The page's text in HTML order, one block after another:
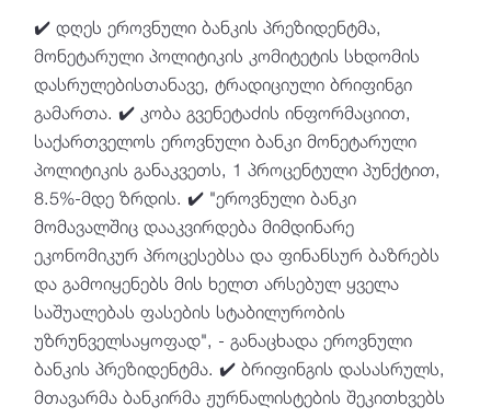
✔️ დღეს ეროვნული ბანკის პრეზიდენტმა,
მონეტარული პოლიტიკის კომიტეტის სხდომის
დასრულებისთანავე, ტრადიციული ბრიფინგი
გამართა. ✔️ კობა გვენეტაძის ინფორმაციით,
საქართველოს ეროვნული ბანკი მონეტარული
პოლიტიკის განაკვეთს, 1 პროცენტული პუნქტით,
8.5%-მდე ზრდის. ✔️ "ეროვნული ბანკი
მომავალშიც დააკვირდება მიმდინარე
ეკონომიკურ პროცესებსა და ფინანსურ ბაზრებს
და გამოიყენებს მის ხელთ არსებულ ყველა
საშუალებას ფასების სტაბილურობის
უზრუნველსაყოფად", - განაცხადა ეროვნული
ბანკის პრეზიდენტმა. ✔️ ბრიფინგის დასასრულს,
მთავარმა ბანკირმა ჟურნალისტების შეკითხვებს